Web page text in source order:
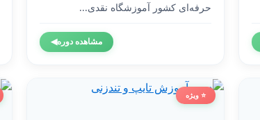
حرفه‌ای کشور آموزشگاه نقدی...
مشاهده دوره◀
⭐ ویژه